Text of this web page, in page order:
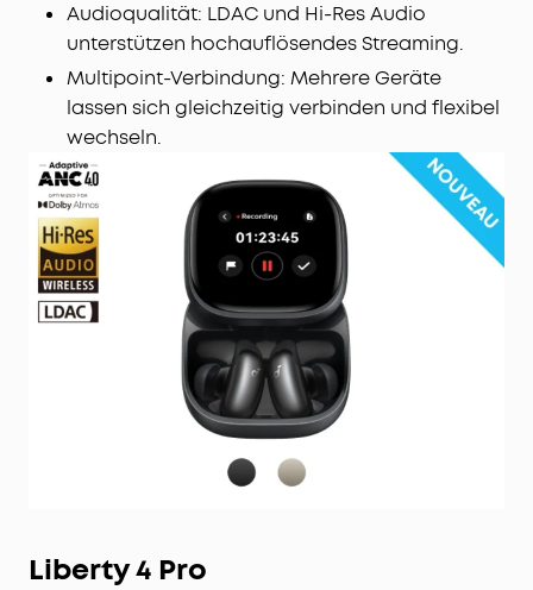
Audioqualität: LDAC und Hi-Res Audio
unterstützen hochauflösendes Streaming.
Multipoint-Verbindung: Mehrere Geräte
lassen sich gleichzeitig verbinden und flexibel
wechseln.
Liberty 4 Pro